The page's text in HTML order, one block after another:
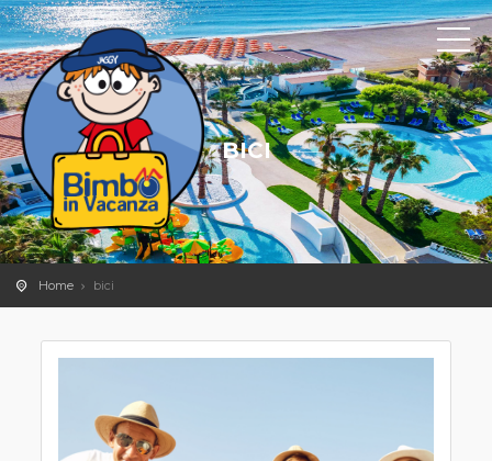
BICI
Home bici